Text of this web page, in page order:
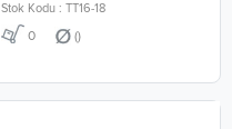
Stok Kodu : TT16-18
0 ()